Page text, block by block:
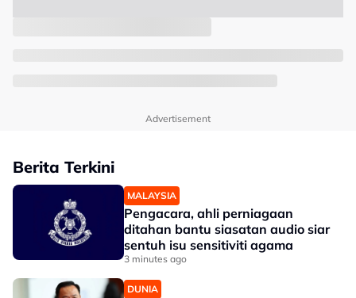
Advertisement
Berita Terkini
MALAYSIA
Pengacara, ahli perniagaan
ditahan bantu siasatan audio siar
sentuh isu sensitiviti agama
3 minutes ago
DUNIA